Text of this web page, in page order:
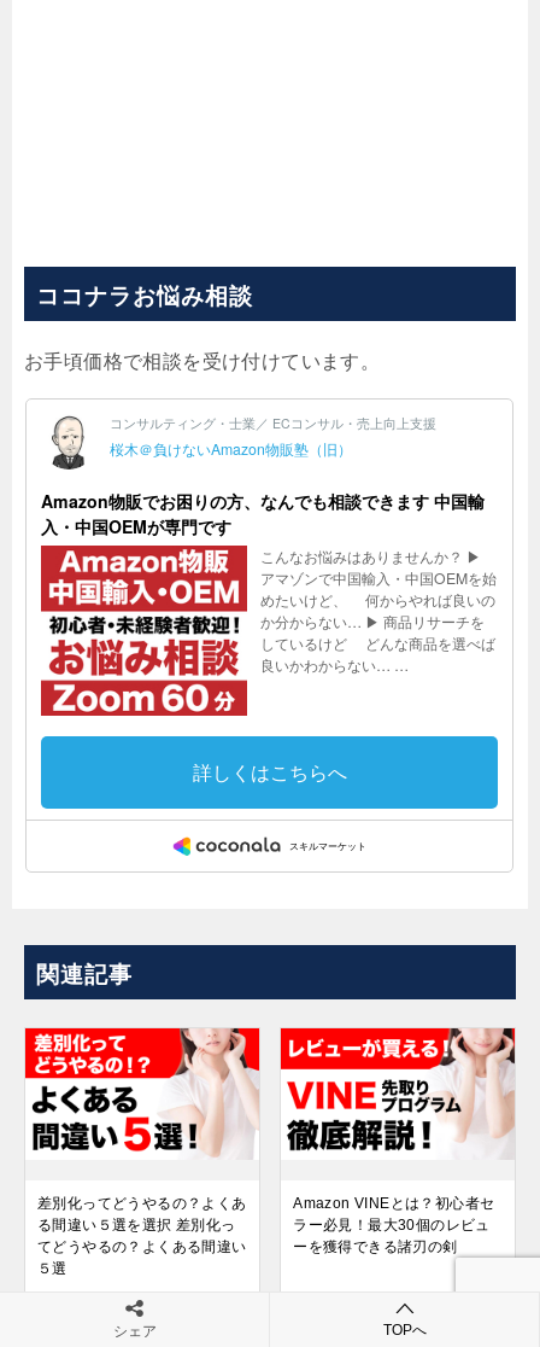
ココナラお悩み相談
お手頃価格で相談を受け付けています。
関連記事
差別化ってどうやるの？よくあ
る間違い５選を選択 差別化っ
てどうやるの？よくある間違い
５選
Amazon VINEとは？初心者セ
ラー必見！最大30個のレビュ
ーを獲得できる諸刃の剣
シェア TOPへ